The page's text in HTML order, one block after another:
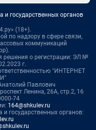
государственных органов
(18+).
по надзору в сфере связи,
коммуникаций
решения о регистрации: ЭЛ №
г.
"ИНТЕРНЕТ
Павлович
Ленина, 26А, стр.2, 16
74
164@shkulev.ru
государственных органов: